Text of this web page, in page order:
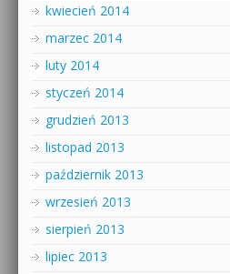
kwiecień 2014
marzec 2014
luty 2014
styczeń 2014
grudzień 2013
listopad 2013
październik 2013
wrzesień 2013
sierpień 2013
lipiec 2013